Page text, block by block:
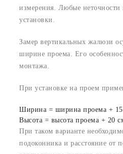
измерения. Любые неточности
установки.
Замер вертикальных жалюзи
ширине проема. Его
монтажа.
При установке на проем
Ширина = ширина проема + 15
Высота = высота проема + 20
При таком варианте
подоконника и расстояние от